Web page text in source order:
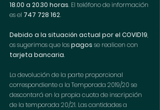
18.00 a 20.30 horas. El teléfono de información
es el 747 728 162.
Debido a la situación actual por el COVID19,
os sugerimos que los pagos se realicen con
tarjeta bancaria.
La devolución de la parte proporcional
correspondiente a la Temporada 2019/20 se
descontará en la propia cuota de inscripción
de la temporada 20/21. Las cantidades a